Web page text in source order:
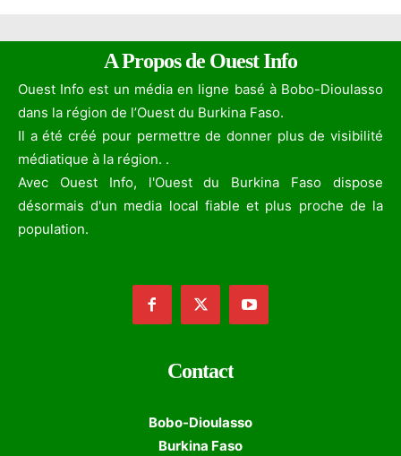
A Propos de Ouest Info
Ouest Info est un média en ligne basé à Bobo-Dioulasso
dans la région de l’Ouest du Burkina Faso.
Il a été créé pour permettre de donner plus de visibilité
médiatique à la région. .
Avec Ouest Info, l'Ouest du Burkina Faso dispose
désormais d'un media local fiable et plus proche de la
population.
Contact
Bobo-Dioulasso
Burkina Faso